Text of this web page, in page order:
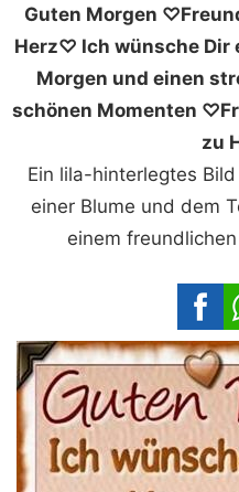
Guten Morgen
Herz♡ Ich wünsche Dir
Morgen und einen
schönen Momenten
zu
Ein lila-hinterlegtes
einer Blume und dem
einem